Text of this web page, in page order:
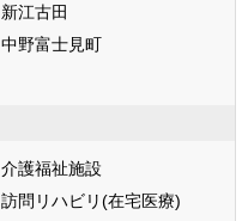
大阪府
高知県
長崎県
新江古田
中野富士見町
介護福祉施設
訪問リハビリ(在宅医療)